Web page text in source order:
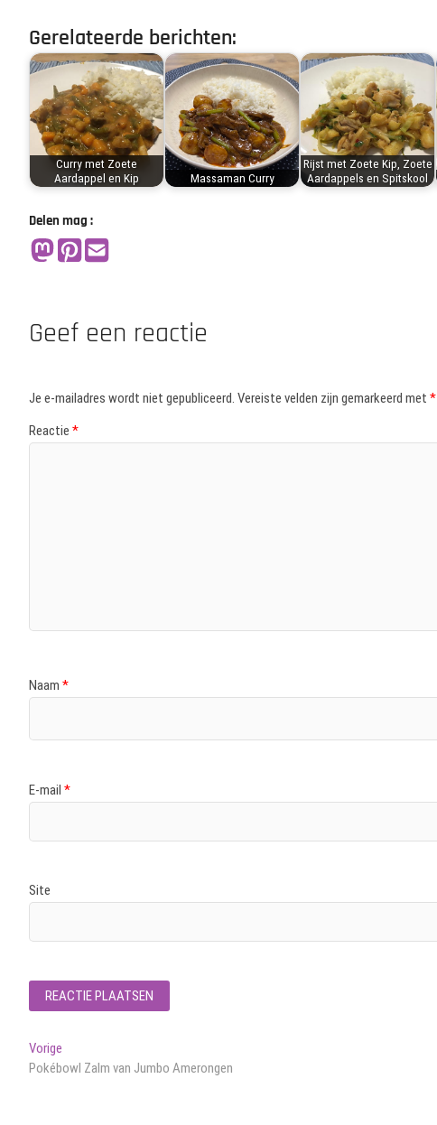
Gerelateerde berichten:
Curry met Zoete
Aardappel en Kip
Massaman Curry
Rijst met Zoete Kip, Zoete
Aardappels en Spitskool
Delen mag :
Geef een reactie
Je e-mailadres wordt niet gepubliceerd. Vereiste velden zijn gemarkeerd met *
Reactie *
Naam *
E-mail *
Site
Bericht
navigatie
Vorige
bericht:
Pokébowl Zalm van Jumbo Amerongen